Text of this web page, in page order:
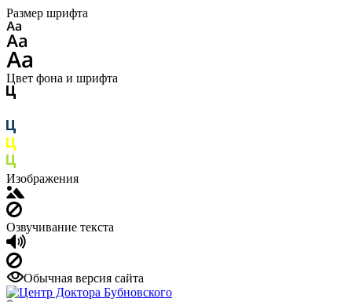
Размер шрифта
Цвет фона и шрифта
Изображения
Озвучивание текста
Обычная версия сайта